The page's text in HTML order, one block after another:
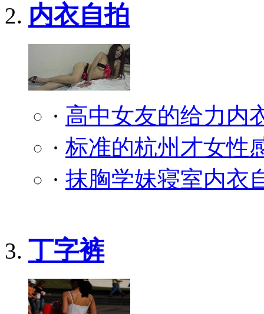
内衣自拍
· 高中女友的给力内
· 标准的杭州才女性
· 抹胸学妹寝室内衣
丁字裤